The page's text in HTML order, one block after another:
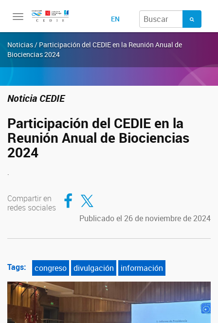
Toggle
EN
Noticias / Participación del CEDIE en la Reunión Anual de
Biociencias 2024
Noticia CEDIE
Participación del CEDIE en la
Reunión Anual de Biociencias
2024
.
Compartir en
redes sociales
Compartir en Facebook
Compartir en Twitter
Publicado el 26 de noviembre de 2024
Tags: congreso divulgación información